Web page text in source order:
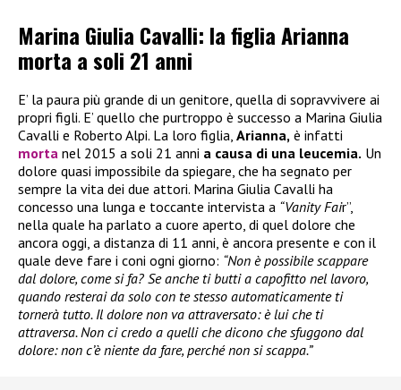
Marina Giulia Cavalli: la figlia Arianna
morta a soli 21 anni
E’ la paura più grande di un genitore, quella di sopravvivere ai
propri figli. E’ quello che purtroppo è successo a Marina Giulia
Cavalli e Roberto Alpi. La loro figlia, Arianna, è infatti
morta nel 2015 a soli 21 anni a causa di una leucemia. Un
dolore quasi impossibile da spiegare, che ha segnato per
sempre la vita dei due attori. Marina Giulia Cavalli ha
concesso una lunga e toccante intervista a “Vanity Fair”,
nella quale ha parlato a cuore aperto, di quel dolore che
ancora oggi, a distanza di 11 anni, è ancora presente e con il
quale deve fare i coni ogni giorno: “Non è possibile scappare
dal dolore, come si fa? Se anche ti butti a capofitto nel lavoro,
quando resterai da solo con te stesso automaticamente ti
tornerà tutto. Il dolore non va attraversato: è lui che ti
attraversa. Non ci credo a quelli che dicono che sfuggono dal
dolore: non c’è niente da fare, perché non si scappa.”